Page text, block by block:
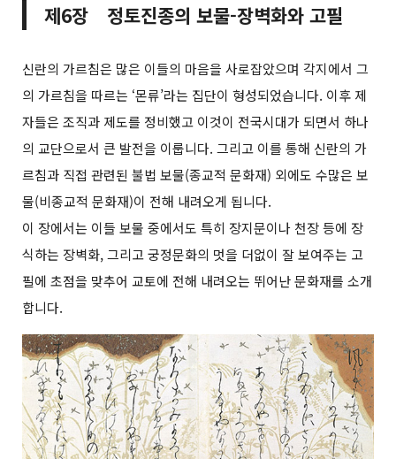
제6장 정토진종의 보물-장벽화와 고필
신란의 가르침은 많은 이들의 마음을 사로잡았으며 각지에서 그
의 가르침을 따르는 ‘몬류’라는 집단이 형성되었습니다. 이후 제
자들은 조직과 제도를 정비했고 이것이 전국시대가 되면서 하나
의 교단으로서 큰 발전을 이룹니다. 그리고 이를 통해 신란의 가
르침과 직접 관련된 불법 보물(종교적 문화재) 외에도 수많은 보
물(비종교적 문화재)이 전해 내려오게 됩니다.
이 장에서는 이들 보물 중에서도 특히 장지문이나 천장 등에 장
식하는 장벽화, 그리고 궁정문화의 멋을 더없이 잘 보여주는 고
필에 초점을 맞추어 교토에 전해 내려오는 뛰어난 문화재를 소개
합니다.